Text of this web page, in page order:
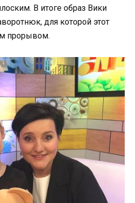
В итоге образ Вики
для которой этот
прорывом.